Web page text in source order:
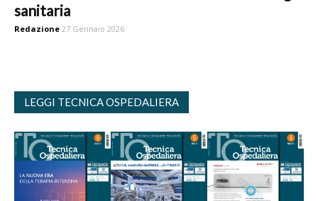
sanitaria
Redazione 27 Gennaio 2026
LEGGI TECNICA OSPEDALIERA